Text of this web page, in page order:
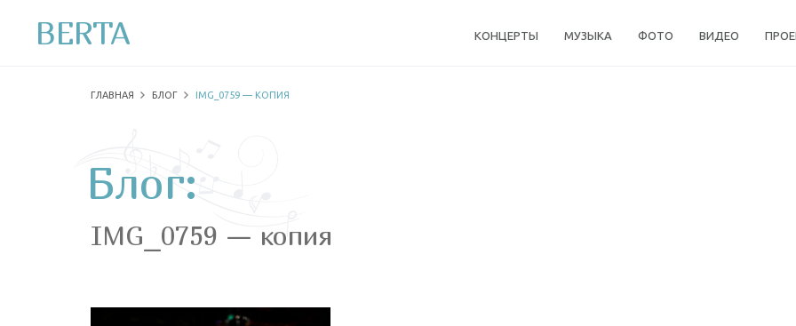
BERTA КОНЦЕРТЫ МУЗЫКА ФОТО ВИДЕО
ГЛАВНАЯ БЛОГ IMG_0759 — КОПИЯ
Блог:
IMG_0759 — копия